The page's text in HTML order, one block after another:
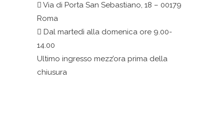
Via di Porta San Sebastiano, 18 – 00179
Roma
Dal martedì alla domenica ore 9.00-
14.00
Ultimo ingresso mezz’ora prima della
chiusura